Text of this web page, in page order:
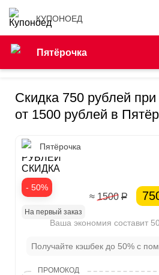
КУПОНОЕД
Пятёрочка
Скидка 750 рублей
от 1500 рублей в
- 50%
750
РУБЛЕЙ
СКИДКА
Пятёрочка
≈ 1500 Р
Ваша экономия составит
Получайте кэшбек до 50% с
На первый заказ